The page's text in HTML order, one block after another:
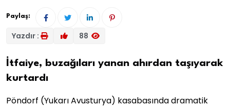
Paylaş:
Yazdır : 88
İtfaiye, buzağıları yanan ahırdan taşıyarak
kurtardı
Pöndorf (Yukarı Avusturya) kasabasında dramatik